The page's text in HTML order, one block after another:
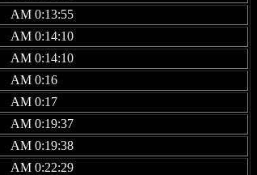
AM 0:13:55
AM 0:14:10
AM 0:14:10
AM 0:16
AM 0:17
AM 0:19:37
AM 0:19:38
AM 0:22:29